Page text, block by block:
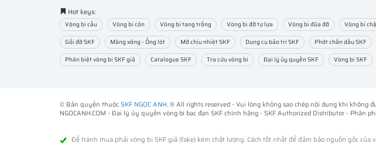
Hot keys:
Vòng bi cầu Vòng bi côn Vòng bi tang trống Vòng bi đỡ tự lựa Vòng bi đũa đỡ Vòng bi
Gối đỡ SKF
Măng xông - Ống lót Mỡ chịu nhiệt SKF Dụng cụ bảo trì SKF Phớt chắn dầu SKF
Phân biệt vòng bi SKF giả
Catalogue SKF Tra cứu vòng bi Đại lý ủy quyền SKF Vòng bi SKF
© Bản quyền thuộcSKF NGỌC ANH. ® All rights reserved - Vui lòng không sao chép nội dung khi không
NGOCANH.COM - Đại lý ủy quyền vòng bi bạc đạn SKF chính hãng -SKF Authorized Distributor- Phân
Để tránh mua phải vòng bi SKF giả (fake) kém chất lượng. Cách tốt nhất để đảm bảo nguồn gốc của